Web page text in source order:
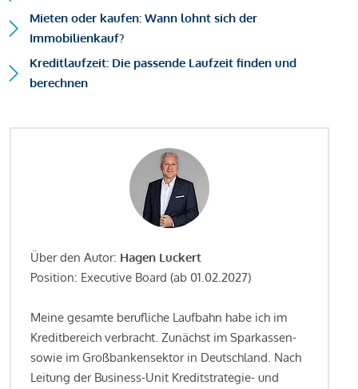
Mieten oder kaufen: Wann lohnt sich der
Immobilienkauf?
Kreditlaufzeit: Die passende Laufzeit finden und
berechnen
Über den Autor: Hagen Luckert
Position: Executive Board (ab 01.02.2027)
Meine gesamte berufliche Laufbahn habe ich im
Kreditbereich verbracht. Zunächst im Sparkassen-
sowie im Großbankensektor in Deutschland. Nach
Leitung der Business-Unit Kreditstrategie- und